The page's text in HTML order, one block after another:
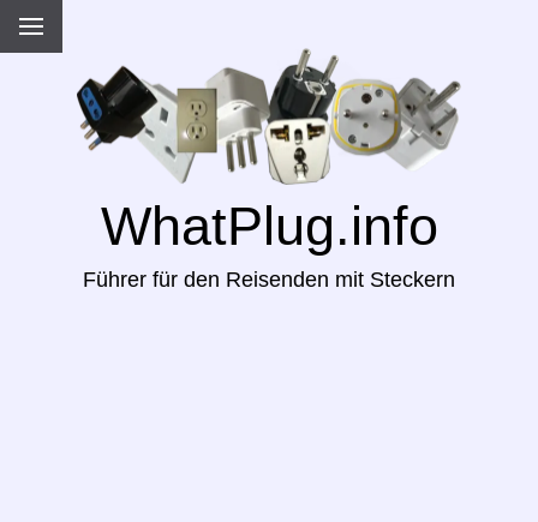
WhatPlug.info
Führer für den Reisenden mit Steckern